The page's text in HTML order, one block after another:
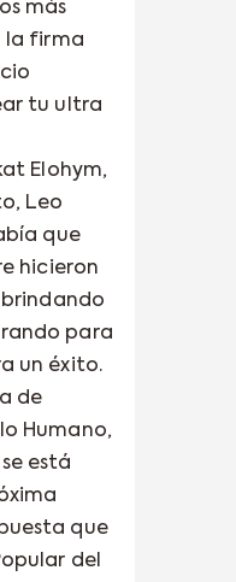
más
la firma
tu ultra
Elohym,
Leo
que
hicieron
para
un éxito.
de
Humano,
está
que
del